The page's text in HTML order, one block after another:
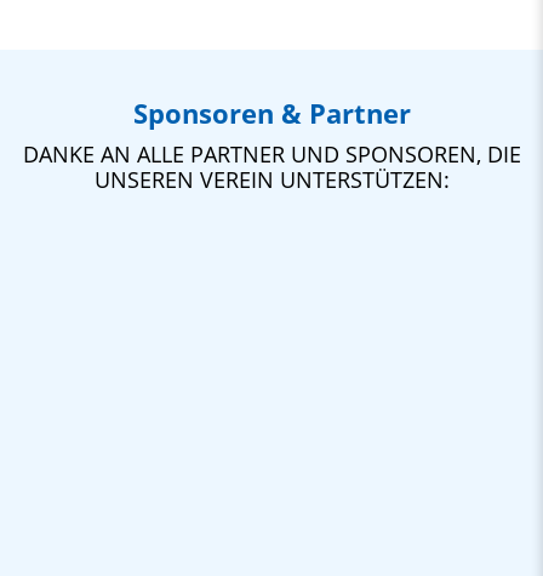
Sponsoren & Partner
DANKE AN ALLE PARTNER UND SPONSOREN, DIE
UNSEREN VEREIN UNTERSTÜTZEN: